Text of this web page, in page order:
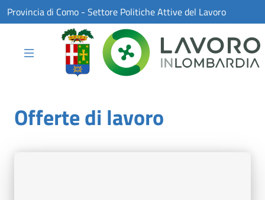
Skip to Main Content
Provincia di Como - Settore Politiche Attive del Lavoro
Offerte di lavoro